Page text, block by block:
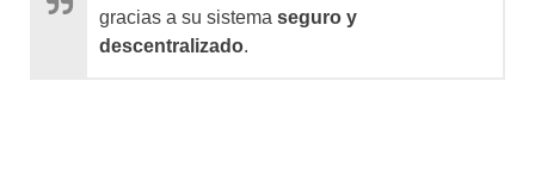
gracias a su sistema seguro y
descentralizado.